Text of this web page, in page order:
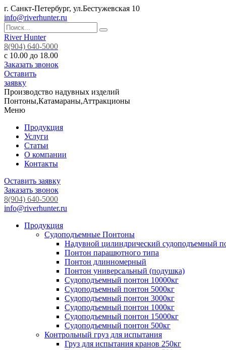
г. Санкт-Петербург, ул.Бестужевская 10
info@riverhunter.ru
River Hunter
8(904) 640-5000
с 10.00 до 18.00
Заказать звонок
Оставить
заявку
Производство надувных изделий
Понтоны,Катамараны,Аттракционы
Меню
Продукция
Услуги
Статьи
О компании
Контакты
Оставить заявку
Заказать звонок
8(904) 640-5000
info@riverhunter.ru
Продукция
Судоподъемные Понтоны
Надувной цилиндрический судоподъемный
Понтон парашютного типа
Понтон длинномерный
Понтон универсальный (подушка)
Судоподъемный понтон 10000кг
Судоподъемный понтон 5000кг
Судоподъемный понтон 3000кг
Судоподъемный понтон 1000кг
Судоподъемный понтон 15000кг
Судоподъемный понтон 500кг
Контрольный груз для испытания
Груз для испытания кранов 250кг